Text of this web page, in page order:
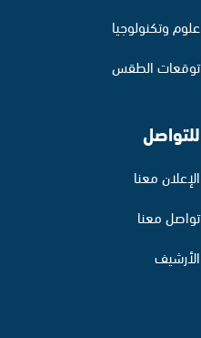
علوم وتكنولوجيا
توقعات الطقس
للتواصل
الإعلان معنا
تواصل معنا
الأرشيف